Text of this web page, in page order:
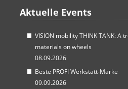
Aktuelle Events
VISION mobility THINK TANK: A
materials on wheels
08.09.2026
Beste PROFI Werkstatt-Marke
09.09.2026